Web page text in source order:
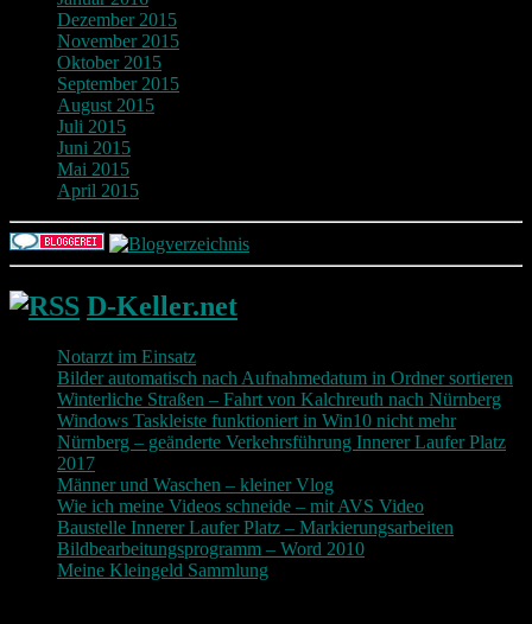
Dezember 2015
November 2015
Oktober 2015
September 2015
August 2015
Juli 2015
Juni 2015
Mai 2015
April 2015
D-Keller.net
Notarzt im Einsatz
Bilder automatisch nach Aufnahmedatum in Ordner sortieren
Winterliche Straßen – Fahrt von Kalchreuth nach Nürnberg
Windows Taskleiste funktioniert in Win10 nicht mehr
Nürnberg – geänderte Verkehrsführung Innerer Laufer Platz
2017
Männer und Waschen – kleiner Vlog
Wie ich meine Videos schneide – mit AVS Video
Baustelle Innerer Laufer Platz – Markierungsarbeiten
Bildbearbeitungsprogramm – Word 2010
Meine Kleingeld Sammlung